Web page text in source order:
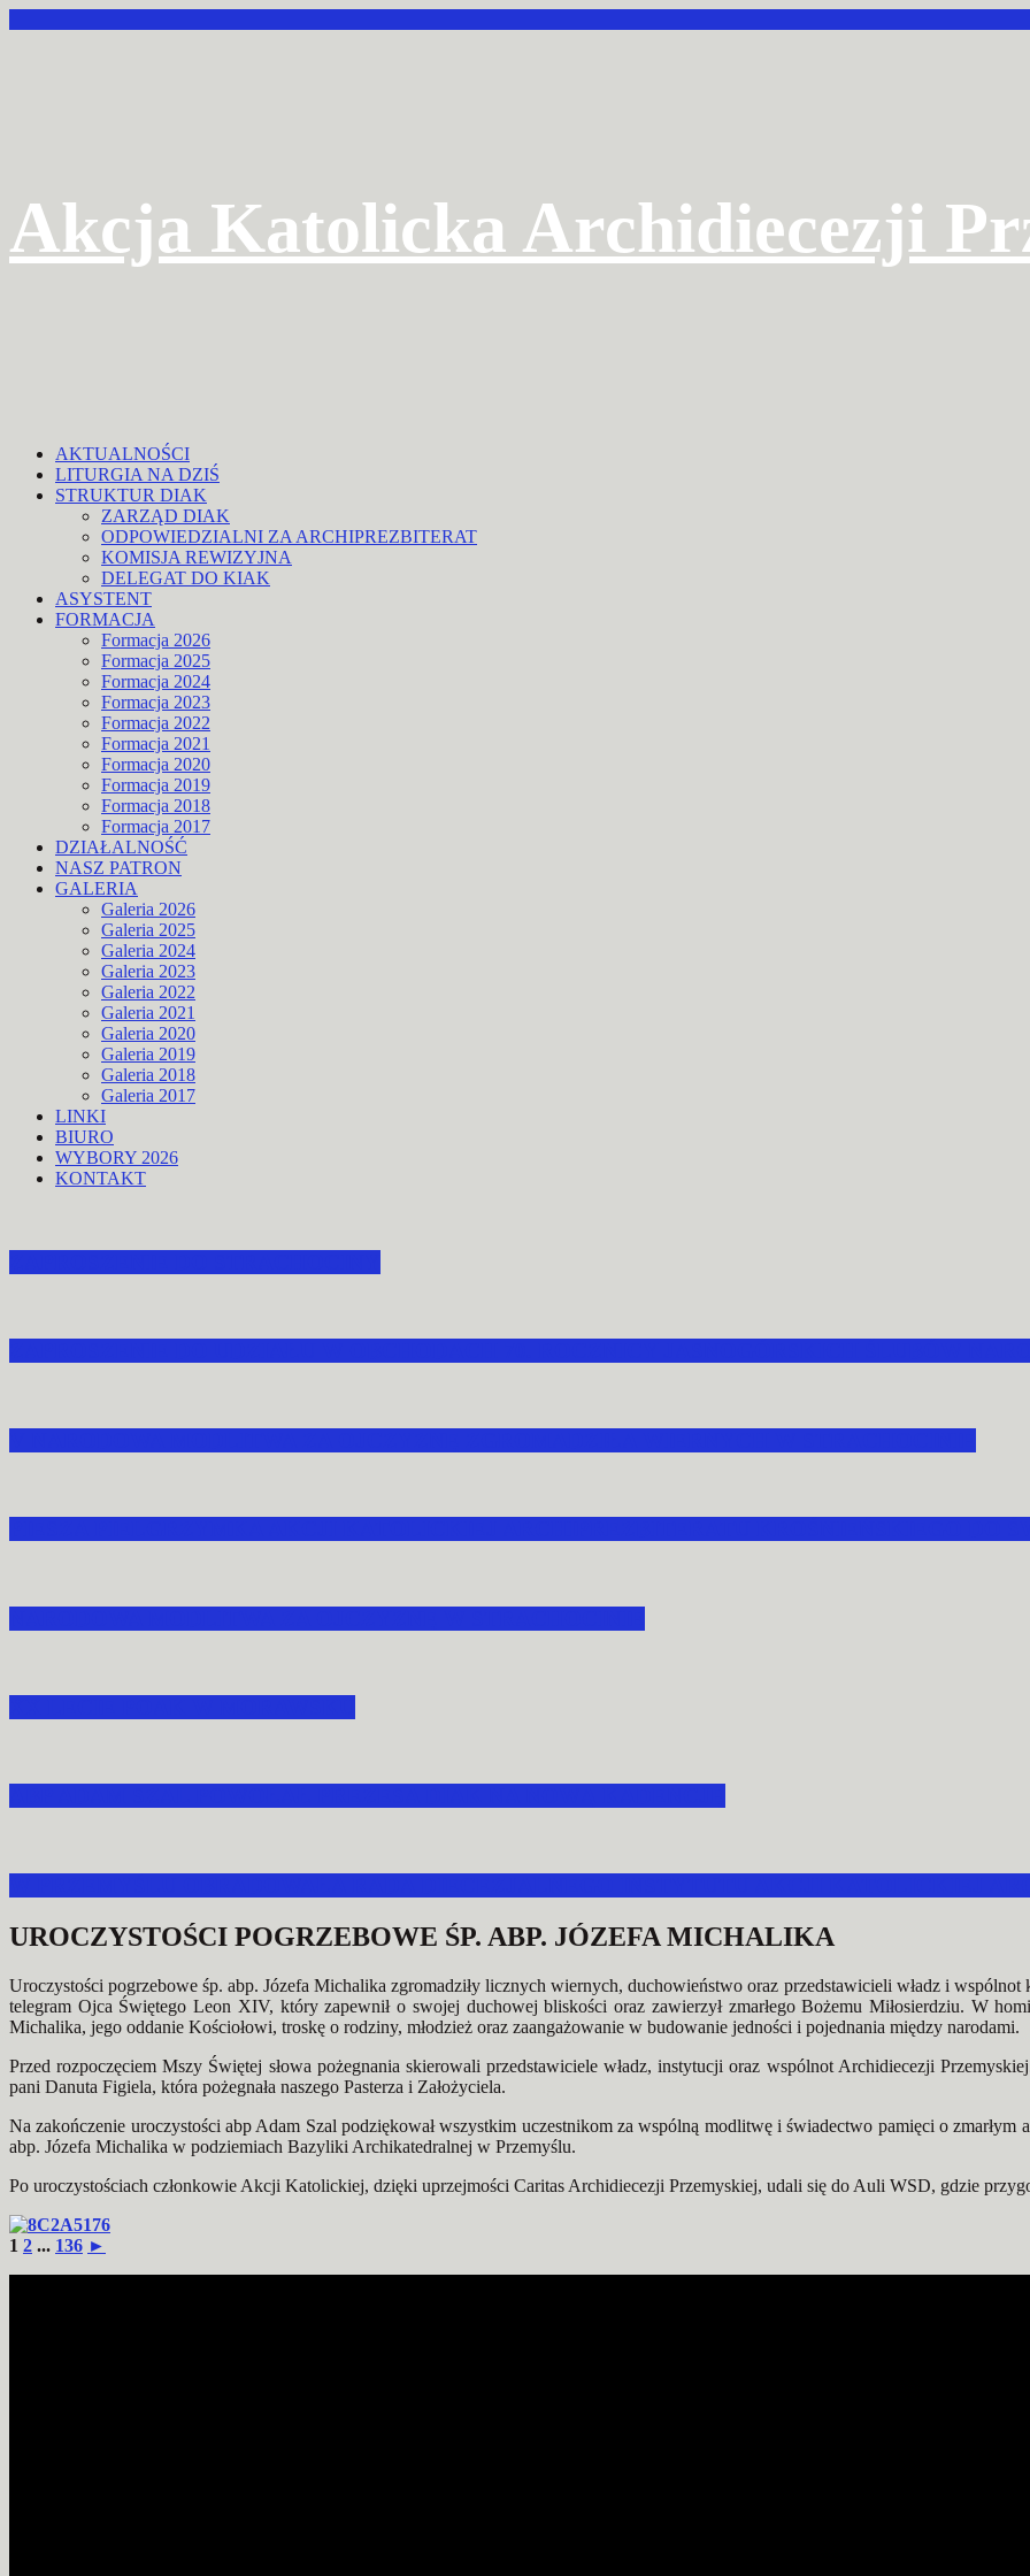
Akcja Katolicka Archidiecezji
AKTUALNOŚCI
LITURGIA NA DZIŚ
STRUKTUR DIAK
ZARZĄD DIAK
ODPOWIEDZIALNI ZA ARCHIPREZBITERAT
KOMISJA REWIZYJNA
DELEGAT DO KIAK
ASYSTENT
FORMACJA
Formacja 2026
Formacja 2025
Formacja 2024
Formacja 2023
Formacja 2022
Formacja 2021
Formacja 2020
Formacja 2019
Formacja 2018
Formacja 2017
DZIAŁALNOŚĆ
NASZ PATRON
GALERIA
Galeria 2026
Galeria 2025
Galeria 2024
Galeria 2023
Galeria 2022
Galeria 2021
Galeria 2020
Galeria 2019
Galeria 2018
Galeria 2017
LINKI
BIURO
WYBORY 2026
KONTAKT
UROCZYSTOŚCI POGRZEBOWE ŚP. ABP. JÓZEFA MICHALIKA
Uroczystości pogrzebowe śp. abp.Józefa Michalika zgromadziły licznych wiernych, duchowieństwo oraz przedstawicieli władz i
telegram Ojca ŚwiętegoLeon XIV, który zapewnił o swojej duchowej bliskości oraz zawierzył zmarłego Bożemu Miłosierdziu. W
Michalika, jego oddanie Kościołowi, troskę o rodziny, młodzież oraz zaangażowanie w budowanie jedności i pojednania między narodami.
Przed rozpoczęciem Mszy Świętej słowa pożegnania skierowali przedstawiciele władz, instytucji oraz wspólnot Archidiecezji
pani Danuta Figiela, która pożegnała naszego Pasterza i Założyciela.
Na zakończenie uroczystości abp Adam Szal podziękował wszystkim uczestnikom za wspólną modlitwę i świadectwo pamięci o zmarłym
abp. Józefa Michalika w podziemiach Bazyliki Archikatedralnej w Przemyślu.
Po uroczystościach członkowie Akcji Katolickiej, dzięki uprzejmości Caritas Archidiecezji Przemyskiej, udali się do Auli WSD, gdzie
1 2 ... 136 ►